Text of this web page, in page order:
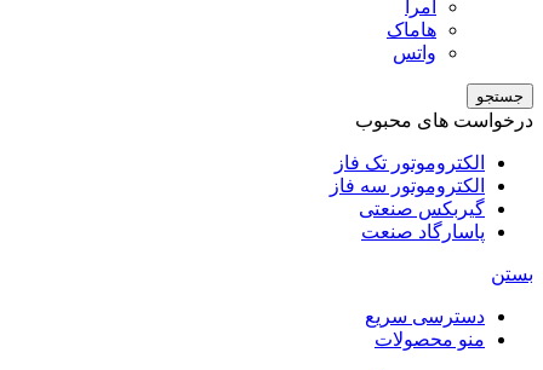
امرا
هاماک
واتس
جستجو
درخواست های محبوب
الکتروموتور تک فاز
الکتروموتور سه فاز
گیربکس صنعتی
پاسارگاد صنعت
بستن
دسترسی سریع
منو محصولات